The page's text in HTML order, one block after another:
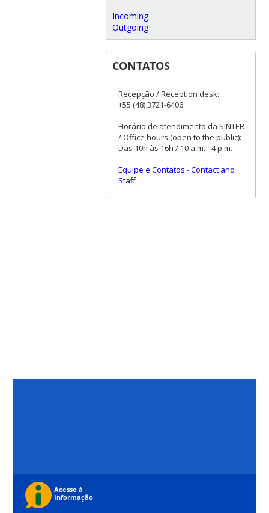
Incoming
Outgoing
CONTATOS
Recepção / Reception desk:
+55 (48) 3721-6406
Horário de atendimento da SINTER
/ Office hours (open to the public):
Das 10h às 16h / 10 a.m. - 4 p.m.
Equipe e Contatos -Contact and
Staff